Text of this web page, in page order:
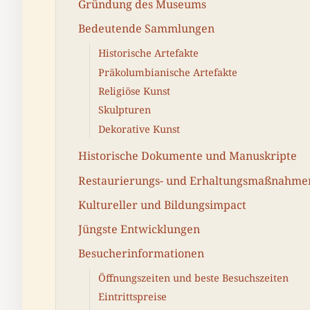
Gründung des Museums
Bedeutende Sammlungen
Historische Artefakte
Präkolumbianische Artefakte
Religiöse Kunst
Skulpturen
Dekorative Kunst
Historische Dokumente und Manuskripte
Restaurierungs- und
Kultureller und Bildungsimpact
Jüngste Entwicklungen
Besucherinformationen
Öffnungszeiten und beste Besuchszeiten
Eintrittspreise